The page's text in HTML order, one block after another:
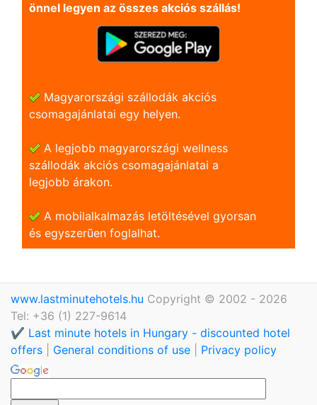
önnel legyen az összes akciós szállás!
Magyarországi szállodák akciós
csomagajánlatai egy helyen.
A legjobb magyarországi wellness
szállodák akciós csomagajánlatai a
legjobb árakon.
A mobilalkalmazás letöltésével gyorsan
és egyszerũen foglalhat.
www.lastminutehotels.hu Copyright © 2002 - 2026
Tel: +36 (1) 227-9614
✔️ Last minute hotels in Hungary - discounted hotel
offers
General conditions of use Privacy policy